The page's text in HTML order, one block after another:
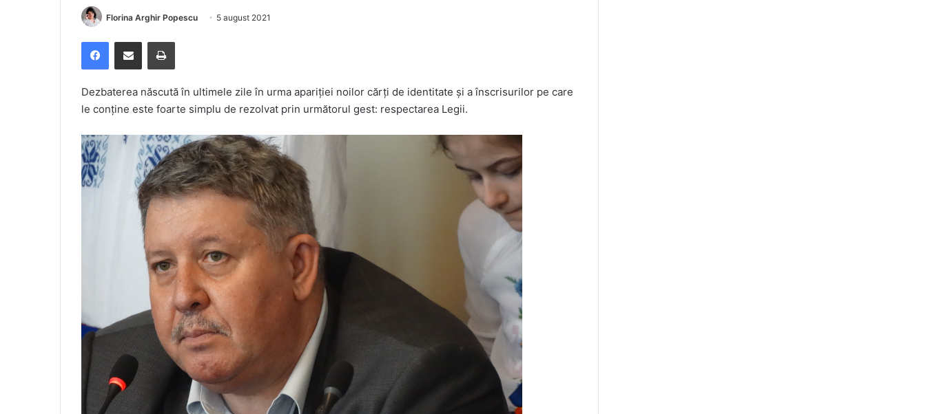
Florina Arghir Popescu 5 august 2021
FacebookDistribuie prin e-mail Imprimare
Dezbaterea născută în ultimele zile în urma apariției noilor cărți de identitate și a înscrisurilor pe care
le conține este foarte simplu de rezolvat prin următorul gest: respectarea Legii.